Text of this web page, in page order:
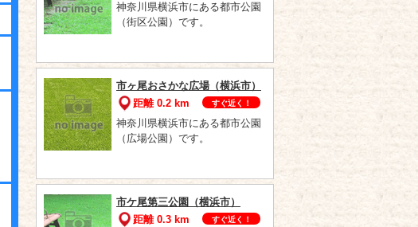
神奈川県横浜市にある都市公園
（街区公園）です。
市ヶ尾おさかな広場（横浜市）
距離 0.2 km
すぐ近く！
神奈川県横浜市にある都市公園
（広場公園）です。
市ケ尾第三公園（横浜市）
距離 0.3 km
すぐ近く！